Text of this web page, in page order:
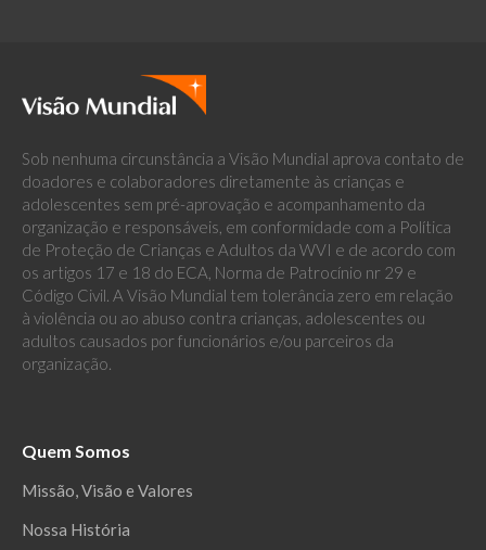
Sob nenhuma circunstância a Visão Mundial aprova contato de
doadores e colaboradores diretamente às crianças e
adolescentes sem pré-aprovação e acompanhamento da
organização e responsáveis, em conformidade com a Política
de Proteção de Crianças e Adultos da WVI e de acordo com
os artigos 17 e 18 do ECA, Norma de Patrocínio nr 29 e
Código Civil. A Visão Mundial tem tolerância zero em relação
à violência ou ao abuso contra crianças, adolescentes ou
adultos causados por funcionários e/ou parceiros da
organização.
Quem Somos
Missão, Visão e Valores
Nossa História